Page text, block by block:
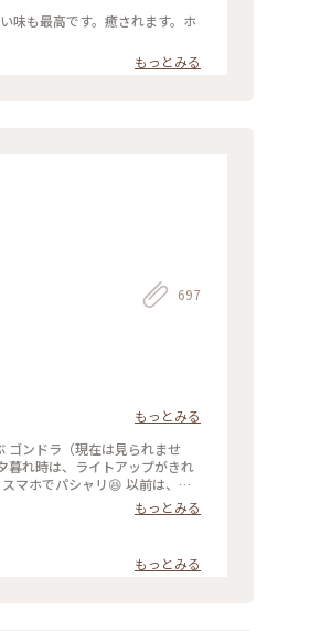
味も最高です。癒されます。ホ
もっとみる
697
もっとみる
ゴンドラ（現在は見られませ
れ時は、ライトアップがきれ
マホでパシャリ😆 以前は、お
店や インテリア雑貨のお店な
の街並み #商業施設 #写真映え
もっとみる
もっとみる